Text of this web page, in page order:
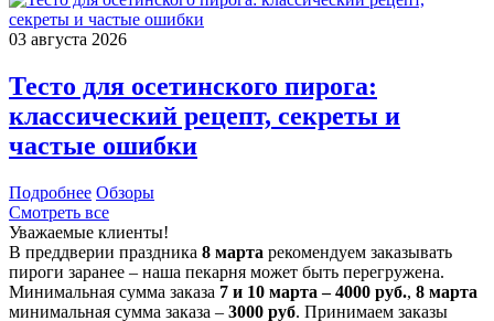
03 августа 2026
Тесто для осетинского пирога:
классический рецепт, секреты и
частые ошибки
Подробнее Обзоры
Смотреть все
Уважаемые клиенты!
В преддверии праздника 8 марта рекомендуем заказывать
пироги заранее – наша пекарня может быть перегружена.
Минимальная сумма заказа 7 и 10 марта – 4000 руб., 8 марта
минимальная сумма заказа – 3000 руб. Принимаем заказы